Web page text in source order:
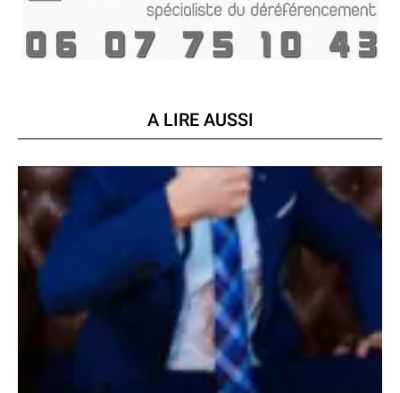
A LIRE AUSSI